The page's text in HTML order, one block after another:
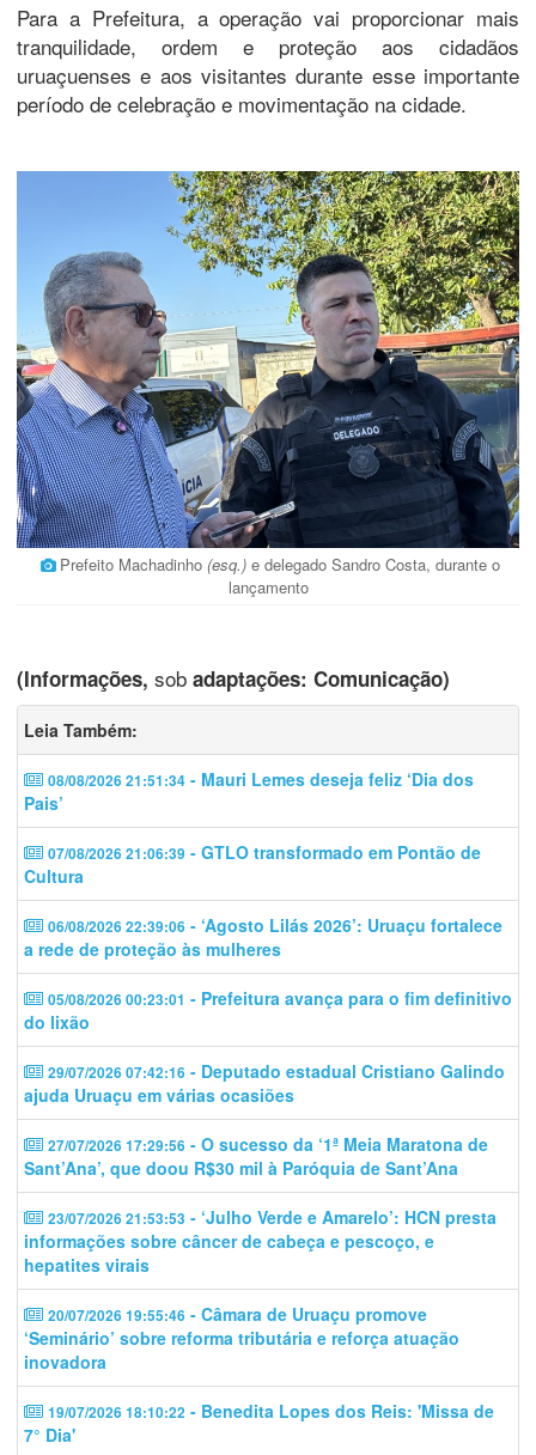
Para a Prefeitura, a operação vai proporcionar mais
tranquilidade, ordem e proteção aos cidadãos
uruaçuenses e aos visitantes durante esse importante
período de celebração e movimentação na cidade.
Prefeito Machadinho (esq.)e delegado Sandro Costa, durante o
lançamento
(Informações, sob adaptações: Comunicação)
Leia Também:
08/08/2026 21:51:34 - Mauri Lemes deseja feliz ‘Dia dos
Pais’
07/08/2026 21:06:39 - GTLO transformado em Pontão de
Cultura
06/08/2026 22:39:06 - ‘Agosto Lilás 2026’: Uruaçu fortalece
a rede de proteção às mulheres
05/08/2026 00:23:01 - Prefeitura avança para o fim definitivo
do lixão
29/07/2026 07:42:16 - Deputado estadual Cristiano Galindo
ajuda Uruaçu em várias ocasiões
27/07/2026 17:29:56 - O sucesso da ‘1ª Meia Maratona de
Sant’Ana’, que doou R$30 mil à Paróquia de Sant’Ana
23/07/2026 21:53:53 - ‘Julho Verde e Amarelo’: HCN presta
informações sobre câncer de cabeça e pescoço, e
hepatites virais
20/07/2026 19:55:46 - Câmara de Uruaçu promove
‘Seminário’ sobre reforma tributária e reforça atuação
inovadora
19/07/2026 18:10:22 - Benedita Lopes dos Reis: 'Missa de
7° Dia'